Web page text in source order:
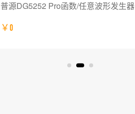
普源DG5252 Pro函数/任意波形发生器
￥0